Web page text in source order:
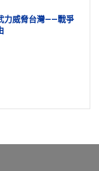
力威脅台灣——戰爭